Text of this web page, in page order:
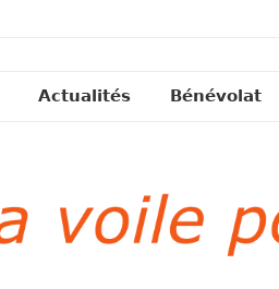
Actualités Bénévolat